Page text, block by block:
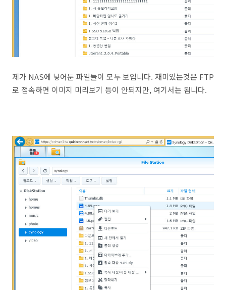
제가 NAS에 넣어둔 파일들이 모두 보입니다. 재미있는것은 FTP
로 접속하면 이미지 미리보기 등이 안되지만, 여기서는 됩니다.